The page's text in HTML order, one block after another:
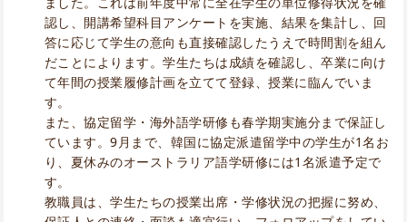
認し、開講希望科目アンケートを実施、結果を集計し、回
答に応じて学生の意向も直接確認したうえで時間割を組ん
だことによります。学生たちは成績を確認し、卒業に向け
て年間の授業履修計画を立てて登録、授業に臨んでいま
す。
また、協定留学・海外語学研修も春学期実施分まで保証し
ています。9月まで、韓国に協定派遣留学中の学生が1名お
り、夏休みのオーストラリア語学研修には1名派遣予定で
す。
教職員は、学生たちの授業出席・学修状況の把握に努め、